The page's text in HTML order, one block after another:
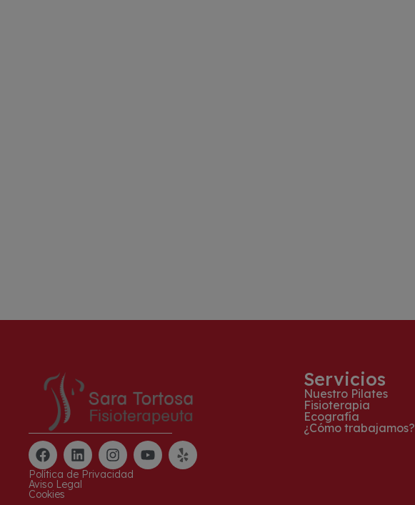
Política de Privacidad
Aviso Legal
Cookies
Servicios
Nuestro Pilates
Fisioterapia
Ecografía
¿Cómo trabajamos?